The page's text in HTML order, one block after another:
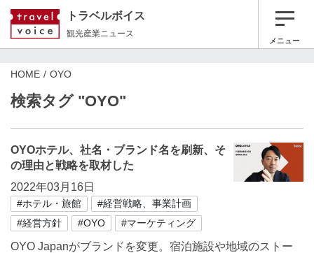
トラベルボイス
観光産業ニュース
メニュー
HOME OYO
検索タグ "OYO"
OYOホテル、社名・ブランド名を刷新、そ
の理由と戦略を取材した
2022年03月16日
#ホテル・旅館
#経営戦略、事業計画
#経営方針
#OYO #マーケティング
OYO Japanがブランドを変更。宿泊施設や地域のストー